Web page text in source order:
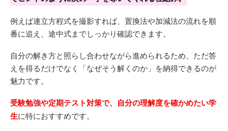
例えば連立方程式を撮影すれば、置換法や加減法の流れを順
番に追え、途中式までしっかり確認できます。
自分の解き方と照らし合わせながら進められるため、ただ答
えを得るだけでなく「なぜそう解くのか」を納得できるのが
魅力です。
受験勉強や定期テスト対策で、自分の理解度を確かめたい学
生に特におすすめです。